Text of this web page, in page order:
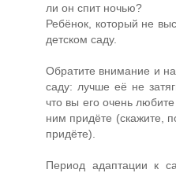
ли он спит ночью?
Ребёнок, который не
детском саду.
Обратите внимание и
саду: лучше её не
что вы его очень
ним придёте (скажите,
придёте).
Период адаптации к